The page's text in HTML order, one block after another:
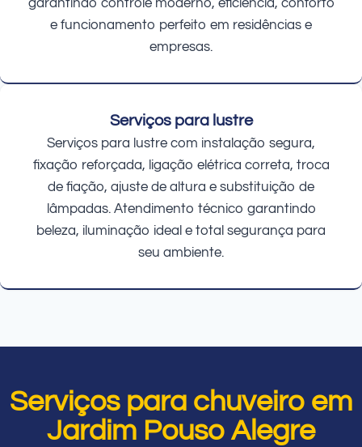
e funcionamento perfeito em residências e
empresas.
Serviços para lustre
Serviços para lustre com instalação segura,
fixação reforçada, ligação elétrica correta, troca
de fiação, ajuste de altura e substituição de
lâmpadas. Atendimento técnico garantindo
beleza, iluminação ideal e total segurança para
seu ambiente.
Serviços para chuveiro em
Jardim Pouso Alegre